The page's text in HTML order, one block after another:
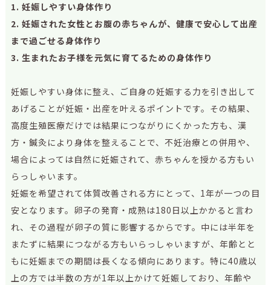
1. 妊娠しやすい身体作り
2. 妊娠された女性とお腹の赤ちゃんが、健康で安心して出産
まで過ごせる身体作り
3. 生まれたお子様を元気に育てるための身体作り
妊娠しやすい身体に整え、ご自身の妊娠する力を引き出して
あげることが妊娠・出産を叶えるポイントです。その結果、
高度生殖医療だけでは結果につながりにくかった方も、漢
方・鍼灸により身体を整えることで、不妊治療との併用や、
場合によっては自然に妊娠されて、赤ちゃんを授かる方もい
らっしゃいます。
妊娠を希望されて体質改善される方にとって、1年が一つの目
安となります。卵子の発育・成熟は180日以上かかると言わ
れ、その過程が卵子の質に影響するからです。中には半年を
またずに結果につながる方もいらっしゃいますが、年齢とと
もに妊娠までの期間は長くなる傾向にあります。特に40歳以
上の方では半数の方が1年以上かけて妊娠しており、年齢や